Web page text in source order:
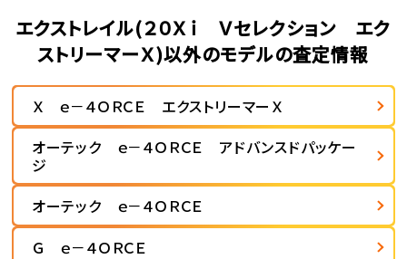
エクストレイル(２０Ｘｉ Ｖセレクション エク
ストリーマーＸ)以外のモデルの査定情報
Ｘ ｅ－４ＯＲＣＥ エクストリーマーＸ
オーテック ｅ－４ＯＲＣＥ アドバンスドパッケー
ジ
オーテック ｅ－４ＯＲＣＥ
Ｇ ｅ－４ＯＲＣＥ